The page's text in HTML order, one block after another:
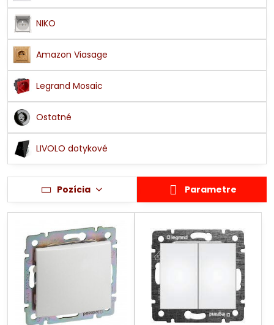
NIKO
Amazon Viasage
Legrand Mosaic
Ostatné
LIVOLO dotykové
Pozícia Parametre